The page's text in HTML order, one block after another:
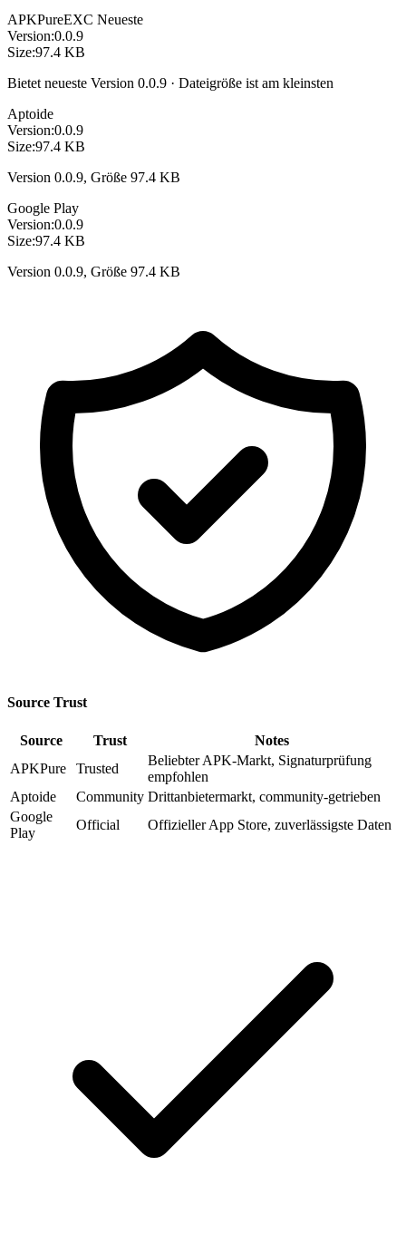
APKPureEXC Neueste
Version:0.0.9
Size:97.4 KB
Bietet neueste Version 0.0.9 · Dateigröße ist am kleinsten
Aptoide
Version:0.0.9
Size:97.4 KB
Version 0.0.9, Größe 97.4 KB
Google Play
Version:0.0.9
Size:97.4 KB
Version 0.0.9, Größe 97.4 KB
Source Trust
Source Trust
Notes
APKPure
Trusted
Beliebter APK-Markt, Signaturprüfung
empfohlen
Aptoide
Community Drittanbietermarkt, community-getrieben
Google
Play
Official Offizieller App Store, zuverlässigste Daten